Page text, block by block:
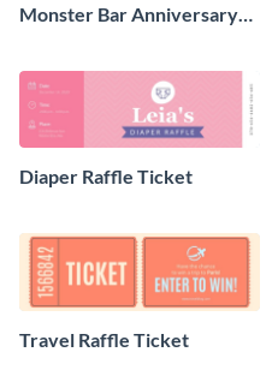
Monster Bar Anniversary
Diaper Raffle Ticket
Travel Raffle Ticket